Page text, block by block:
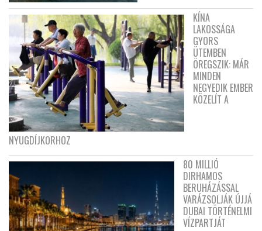
KÍNA
LAKOSSÁGA
GYORS
ÜTEMBEN
ÖREGSZIK: MÁR
MINDEN
NEGYEDIK EMBER
KÖZELÍT A
NYUGDÍJKORHOZ
80 MILLIÓ
DIRHAMOS
BERUHÁZÁSSAL
VARÁZSOLJÁK ÚJJÁ
DUBAI TÖRTÉNELMI
VÍZPARTJÁT